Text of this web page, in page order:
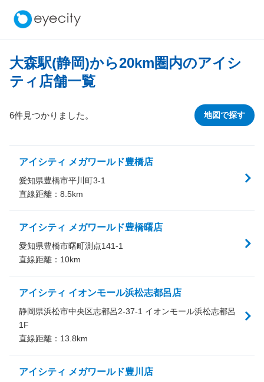
大森駅(静岡)から20km圏内のアイシ
ティ店舗一覧
地図で探す
6件見つかりました。
アイシティ メガワールド豊橋店
愛知県豊橋市平川町3-1
直線距離： 8.5km
アイシティ メガワールド豊橋曙店
愛知県豊橋市曙町測点141-1
直線距離： 10km
アイシティ イオンモール浜松志都呂店
静岡県浜松市中央区志都呂2-37-1 イオンモール浜松志都呂
1F
直線距離： 13.8km
アイシティ メガワールド豊川店